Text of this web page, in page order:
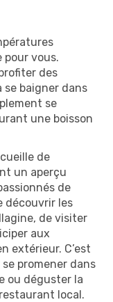
pour vous.
des
se baigner dans
se
une boisson
de
un aperçu
de
découvrir les
de visiter
aux
extérieur. C’est
promener dans
ou déguster la
local.